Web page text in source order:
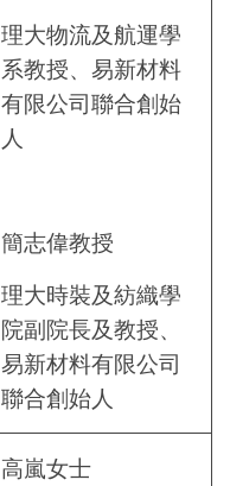
理大物流及航運學
系教授、易新材料
有限公司聯合創始
人
簡志偉教授
理大時裝及紡織學
院副院長及教授、
易新材料有限公司
聯合創始人
高嵐女士